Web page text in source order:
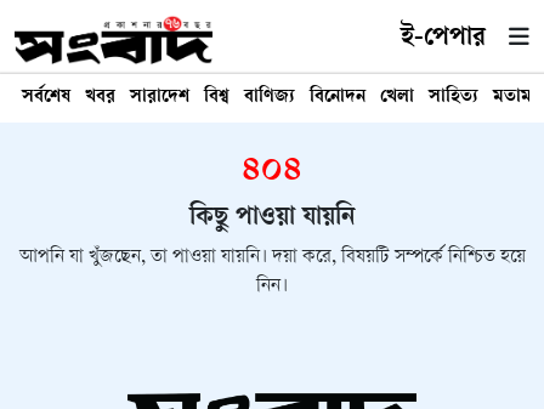
ই-পেপার
সর্বশেষ খবর সারাদেশ বিশ্ব বাণিজ্য বিনোদন খেলা সাহিত্য মতামত
৪০৪
কিছু পাওয়া যায়নি
আপনি যা খুঁজছেন, তা পাওয়া যায়নি। দয়া করে, বিষয়টি সম্পর্কে নিশ্চিত হয়ে
নিন।